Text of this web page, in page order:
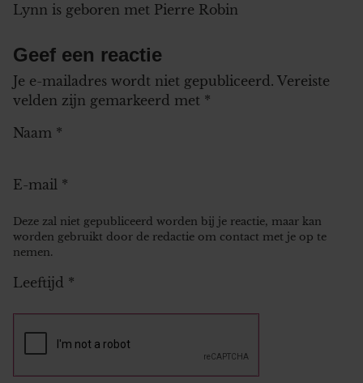
Lynn is geboren met Pierre Robin
Geef een reactie
Je e-mailadres wordt niet gepubliceerd. Vereiste
velden zijn gemarkeerd met *
Naam *
E-mail *
Deze zal niet gepubliceerd worden bij je reactie, maar kan
worden gebruikt door de redactie om contact met je op te
nemen.
Leeftijd *